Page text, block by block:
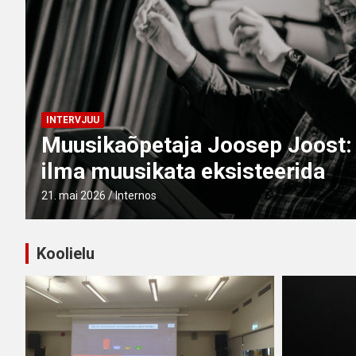
ei oskaks
KOOLIELU
Kultuuriministri
gümnaasiumis
18. mai 2026 Internos
Koolielu